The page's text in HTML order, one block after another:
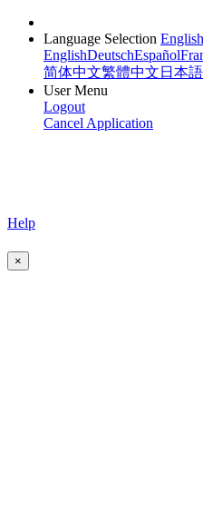
Language Selection English
EnglishDeutschEspañol
简体中文繁體中文 日本語
User Menu
Logout
Cancel Application
Help
×